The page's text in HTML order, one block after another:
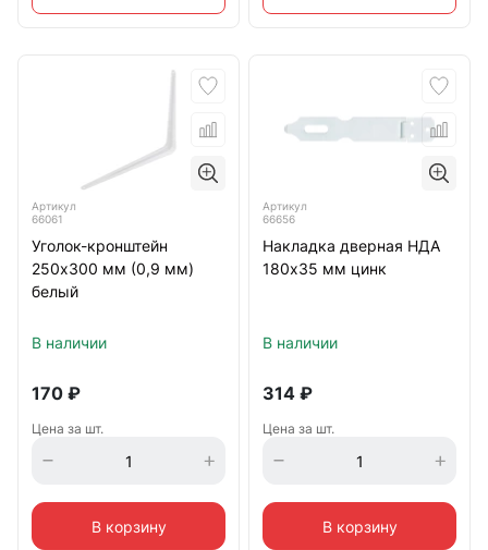
Артикул
66061
Уголок-кронштейн
250х300 мм (0,9 мм)
белый
В наличии
170 ₽
Цена за шт.
В корзину
Артикул
66656
Накладка дверная НДА
180х35 мм цинк
В наличии
314 ₽
Цена за шт.
В корзину